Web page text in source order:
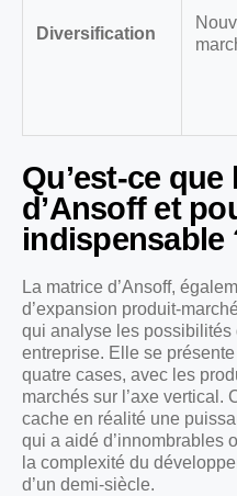
Diversification
Qu’est-ce que
d’Ansoff et
indispensable
La matrice d’Ansoff,
d’expansion produit-
qui analyse les possibilités
entreprise. Elle se
quatre cases, avec les
marchés sur l’axe vertical.
cache en réalité une
qui a aidé d’innombrables
la complexité du
d’un demi-siècle.